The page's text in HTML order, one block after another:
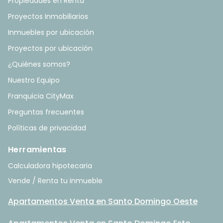
Proyectos Inmobiliarios
Inmuebles por ubicación
Proyectos por ubicación
¿Quiénes somos?
Nuestro Equipo
Franquicia CityMax
Preguntas frecuentes
Políticas de privacidad
Herramientas
Calculadora hipotecaria
Vende / Renta tu inmueble
Apartamentos Venta en Santo Domingo Oeste